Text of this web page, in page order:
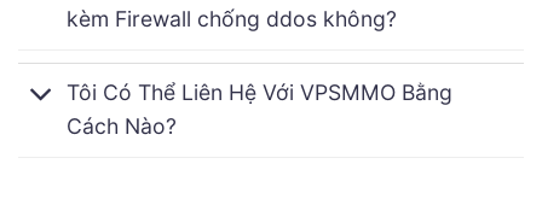
kèm Firewall chống ddos không?
Tôi Có Thể Liên Hệ Với VPSMMO Bằng
Cách Nào?